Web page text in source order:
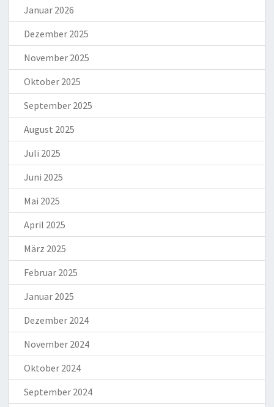
Januar 2026
Dezember 2025
November 2025
Oktober 2025
September 2025
August 2025
Juli 2025
Juni 2025
Mai 2025
April 2025
März 2025
Februar 2025
Januar 2025
Dezember 2024
November 2024
Oktober 2024
September 2024